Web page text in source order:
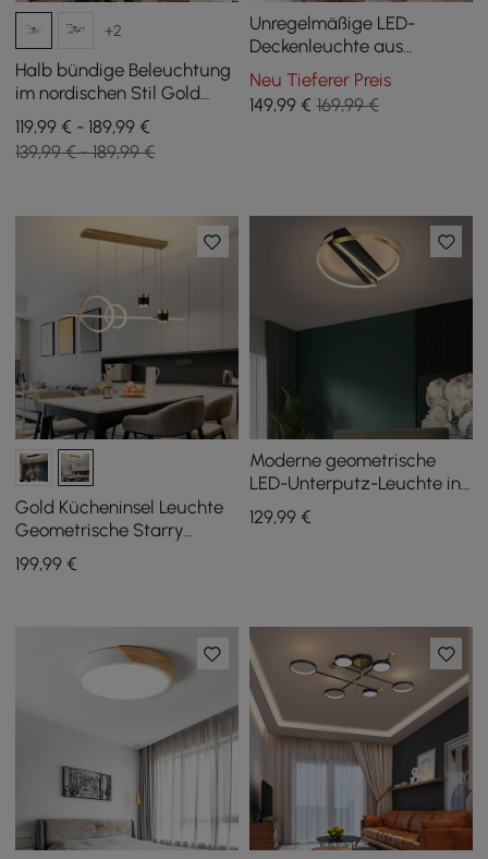
+2
Halb bündige Beleuchtung
im nordischen Stil Gold
Deckenleuchte LED-Ring 8-
flammig
119,99 € - 189,99 €
139,99 € - 189,99 €
Unregelmäßige LED-
Deckenleuchte aus
nordischem Eichenholz zur
bündigen Montage
Neu Tieferer Preis
149,99€ 169,99 €
Gold Kücheninsel Leuchte
Geometrische Starry
Pendelleuchte
199,99 €
Moderne geometrische
LED-Unterputz-Leuchte in
Gold und Schwarz
129,99€